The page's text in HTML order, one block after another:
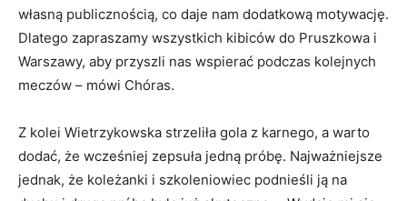
własną publicznością, co daje nam dodatkową motywację.
Dlatego zapraszamy wszystkich kibiców do Pruszkowa i
Warszawy, aby przyszli nas wspierać podczas kolejnych
meczów – mówi Chóras.
Z kolei Wietrzykowska strzeliła gola z karnego, a warto
dodać, że wcześniej zepsuła jedną próbę. Najważniejsze
jednak, że koleżanki i szkoleniowiec podnieśli ją na